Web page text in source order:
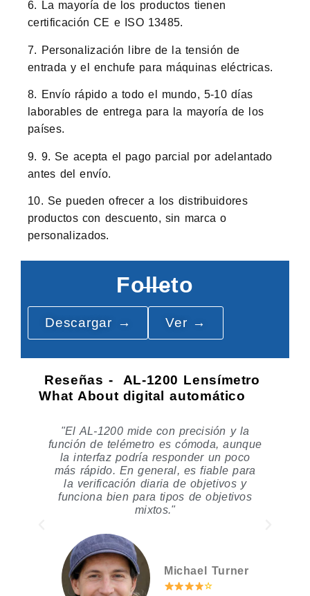
6. La mayoría de los productos tienen
certificación CE e ISO 13485.
7. Personalización libre de la tensión de
entrada y el enchufe para máquinas eléctricas.
8. Envío rápido a todo el mundo, 5-10 días
laborables de entrega para la mayoría de los
países.
9. 9. Se acepta el pago parcial por adelantado
antes del envío.
10. Se pueden ofrecer a los distribuidores
productos con descuento, sin marca o
personalizados.
Folleto
Descargar → Ver →
Reseñas -
What About
AL-1200 Lensímetro
digital automático
"El AL-1200 mide con precisión y la
función de telémetro es cómoda, aunque
la interfaz podría responder un poco
más rápido. En general, es fiable para
la verificación diaria de objetivos y
funciona bien para tipos de objetivos
mixtos."
Michael Turner
☆